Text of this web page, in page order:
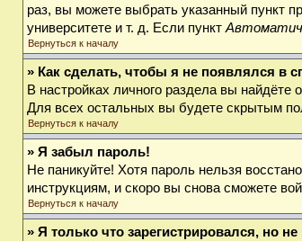
раз, вы можете выбрать указанный пункт
университете и т. д. Если пункт
Вернуться к началу
» Как сделать, чтобы я не появлялся в
В настройках личного раздела вы найдёте
Для всех остальных вы будете скрытым
Вернуться к началу
» Я забыл пароль!
Не паникуйте! Хотя пароль нельзя
инструкциям, и скоро вы снова сможете
Вернуться к началу
» Я только что зарегистрировался, но не